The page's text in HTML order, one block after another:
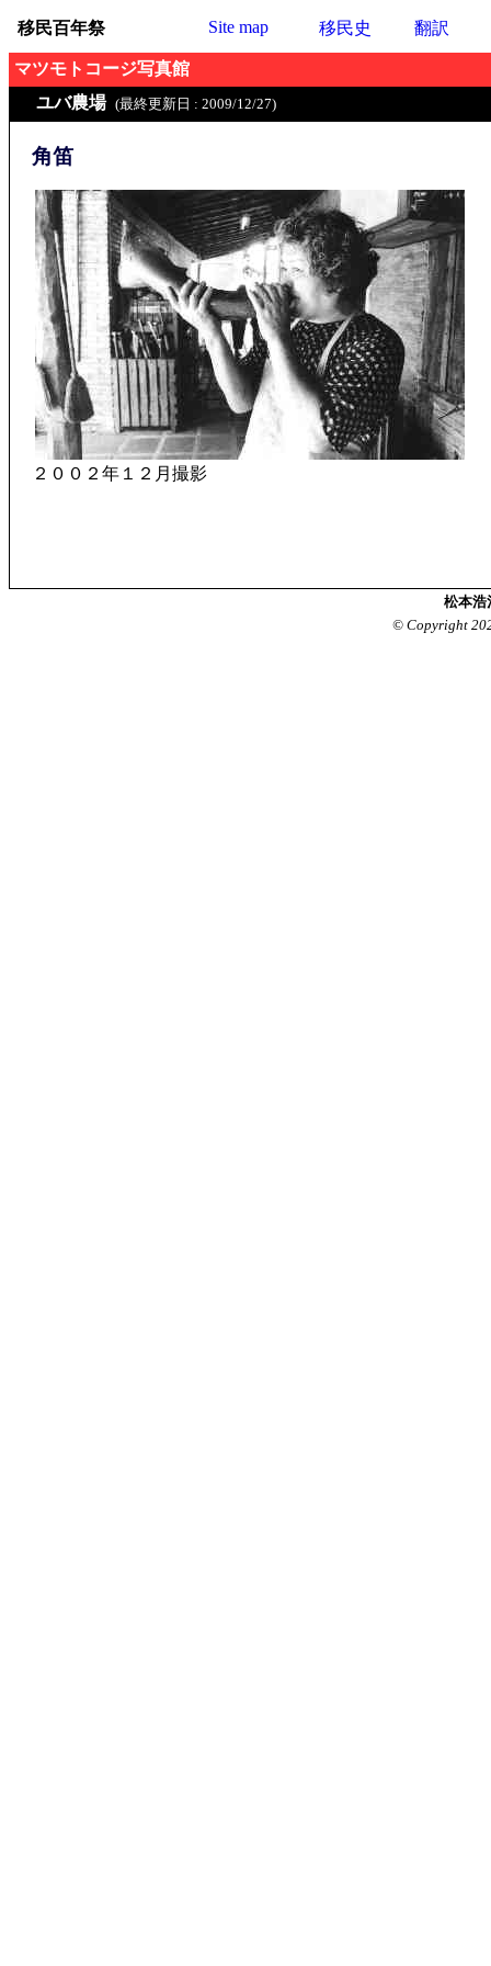
移民百年祭 Site map 移民史 翻訳
マツモトコージ写真館
ユバ農場 (最終更新日 : 2009/12/27)
角笛
２００２年１２月撮影
松本
© Copyright